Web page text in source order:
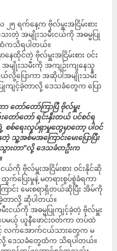
၂၅ ရက်နေ့က ဗိုလ်မှူးအငြိမ်းစား
တဲ့ အမျိုးသမီးငယ်ကို အဓမ္မပြု
ကသိရပါတယ်။
ေထိုင်တဲ့ ဗိုလ်မှူးအငြိမ်းစား ဝင်း
းသမီးကို အကျဉ်းကျနေသူ
လို့ပြောကာ အဆိုပါအမျိုးသမီး
ကျင့်ခဲ့တာလို့ ဒေသခံတွေက ပြော
တော်တော်ကြာပြီ ဗိုလ်မှူး
တော်တော် ရင်းနှီးတယ် ပင်စင်ရ
စ်ရေးလှုပ်ရှာမှုတွေမှာတော့ ပါဝင်
အစ်မအကြောင်းမေးပြောပြီး
ားတာ”လို့ ဒေသခံတဦးက
ဗိုလ်မှူးအငြိမ်းစား ဝင်းနိုင်ဆို
ပြေးမှုနဲ့ မတရားစွပ်စွဲခံရကာ
ာင်း မေးစရာရှိတယ်ဆိုပြီး အိမ်ကို
ခဲ့တာလို့ ဆိုပါတယ်။
ငယ်ကို အဓမ္မပြုကျင့်ခဲ့တဲ့ ဗိုလ်မှူး
ပေမယ့် ယူနီဖောင်းဝတ်ကာ တပ်ထဲ
လက်အောက်ငယ်သားတွေက မ
ဒေသခံတွေထံက သိရပါတယ်။